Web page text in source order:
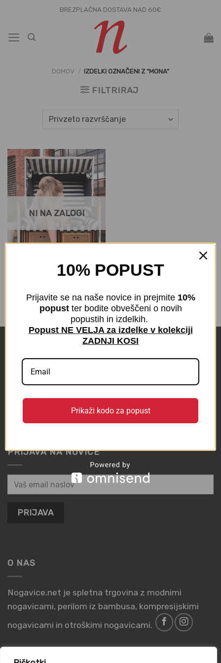
vsebino
BREZPLAČNA DOSTAVA NAD 60€
DOMOV / IZDELKI OZNAČENI Z “MONA”
FILTRIRAJ
NI NA ZALOGI
Nogavičke Dots
KONTAKT
BLOG
Odstop od pogodbe
PRIJAVA NA NOVICE
O NAS
Nogavice.net je spletna trgovina z modnimi
nogavicami, perilom iz bambusa, kompresijskimi
nogavicami in otroškimi nogavicami.
10% POPUST
Prijavite se na naše novice in prejmite 10%
popust ter bodite obveščeni o novih
popustih in izdelkih.
Popust NE VELJA za izdelke v kolekciji
ZADNJI KOSI
Prikaži kodo za popust